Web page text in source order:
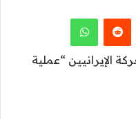
واتساب